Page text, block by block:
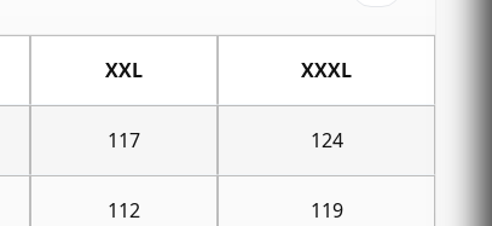
XXL XXXL
117 124
112 119